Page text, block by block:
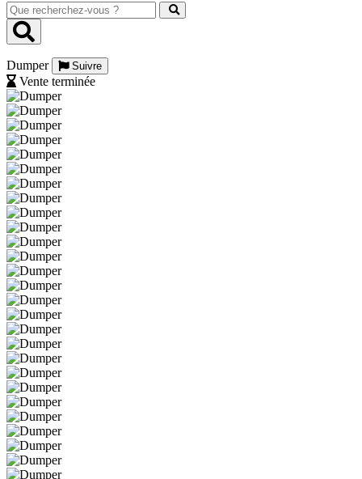
Que
recherchez-
vous
Dumper
Suivre
Vente terminée